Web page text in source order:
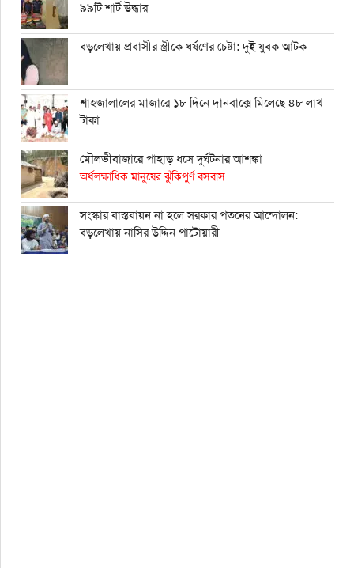
৯৯টি শার্ট উদ্ধার
বড়লেখায় প্রবাসীর স্ত্রীকে ধর্ষণের চেষ্টা: দুই যুবক আটক
শাহ্জালালের মাজারে ১৮ দিনে দানবাক্সে মিলেছে ৪৮ লাখ
টাকা
মৌলভীবাজারে পাহাড় ধসে দুর্ঘটনার আশঙ্কা
অর্ধলক্ষাধিক মানুষের ঝুঁকিপুর্ণ বসবাস
সংস্কার বাস্তবায়ন না হলে সরকার পতনের আন্দোলন:
বড়লেখায় নাসির উদ্দিন পাটোয়ারী